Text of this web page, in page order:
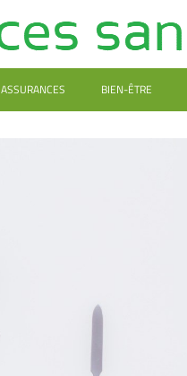
ASSURANCES BIEN-ÊTRE